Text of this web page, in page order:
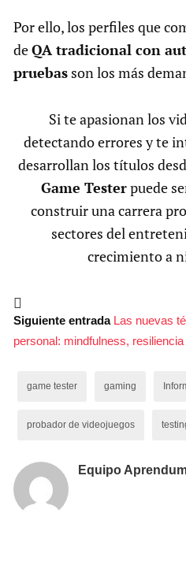
Por ello, los perfiles que
deQA tradicional con
pruebas son los más
Si te apasionan los
detectando errores y te
desarrollan los títulos
Game Testerpuede
construir una carrera
sectores del
crecimiento a

Siguiente entrada Las nuevas
personal: mindfulness,
game tester gaming
probador de videojuegos
Equipo